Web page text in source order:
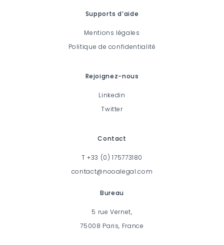
Supports d’aide
Mentions légales
Politique de confidentialité
Rejoignez-nous
Linkedin
Twitter
Contact
T+33 (0) 175773180
contact@nooalegal.com
Bureau
5 rue Vernet,
75008 Paris, France